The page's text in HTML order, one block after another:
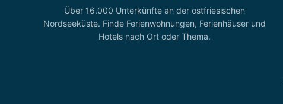
Über 16.000 Unterkünfte an der ostfriesischen
Nordseeküste. Finde Ferienwohnungen, Ferienhäuser und
Hotels nach Ort oder Thema.